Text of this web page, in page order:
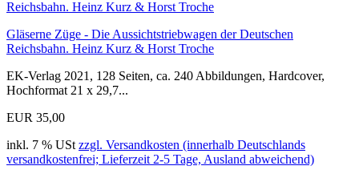
Gläserne Züge - Die Aussichtstriebwagen der Deutschen
Reichsbahn. Heinz Kurz & Horst Troche
EK-Verlag 2021, 128 Seiten, ca. 240 Abbildungen, Hardcover,
Hochformat 21 x 29,7...
EUR 35,00
inkl. 7 % USt zzgl. Versandkosten (innerhalb Deutschlands
versandkostenfrei; Lieferzeit 2-5 Tage, Ausland abweichend)